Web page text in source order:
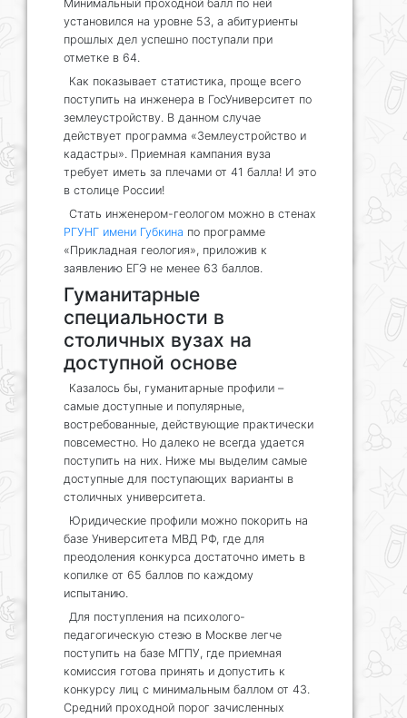
Минимальный проходной балл по ней
установился на уровне 53, а абитуриенты
прошлых дел успешно поступали при
отметке в 64.
Как показывает статистика, проще всего
поступить на инженера в ГосУниверситет по
землеустройству. В данном случае
действует программа «Землеустройство и
кадастры». Приемная кампания вуза
требует иметь за плечами от 41 балла! И это
в столице России!
Стать инженером-геологом можно в стенах
РГУНГ имени Губкина по программе
«Прикладная геология», приложив к
заявлению ЕГЭ не менее 63 баллов.
Гуманитарные
специальности в
столичных вузах на
доступной основе
Казалось бы, гуманитарные профили –
самые доступные и популярные,
востребованные, действующие практически
повсеместно. Но далеко не всегда удается
поступить на них. Ниже мы выделим самые
доступные для поступающих варианты в
столичных университета.
Юридические профили можно покорить на
базе Университета МВД РФ, где для
преодоления конкурса достаточно иметь в
копилке от 65 баллов по каждому
испытанию.
Для поступления на психолого-
педагогическую стезю в Москве легче
поступить на базе МГПУ, где приемная
комиссия готова принять и допустить к
конкурсу лиц с минимальным баллом от 43.
Средний проходной порог зачисленных